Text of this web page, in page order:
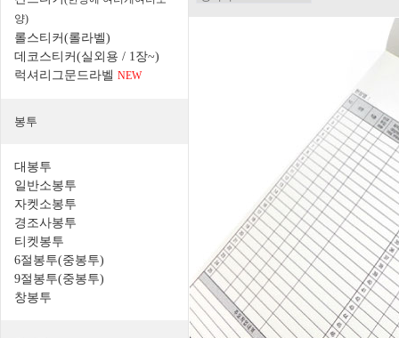
양)
롤스티커(롤라벨)
데코스티커(실외용 / 1장~)
럭셔리그문드라벨 NEW
봉투
대봉투
일반소봉투
자켓소봉투
경조사봉투
티켓봉투
6절봉투(중봉투)
9절봉투(중봉투)
창봉투